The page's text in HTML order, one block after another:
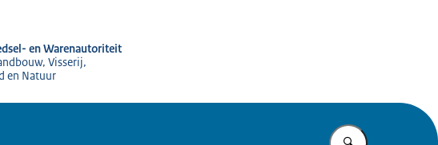
en Warenautoriteit
Visserij,
en Natuur
Vul in wat u